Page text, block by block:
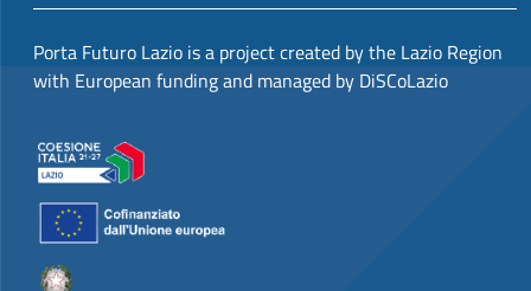
Porta Futuro Lazio is a project created by the Lazio Region
with European funding and managed by DiSCoLazio